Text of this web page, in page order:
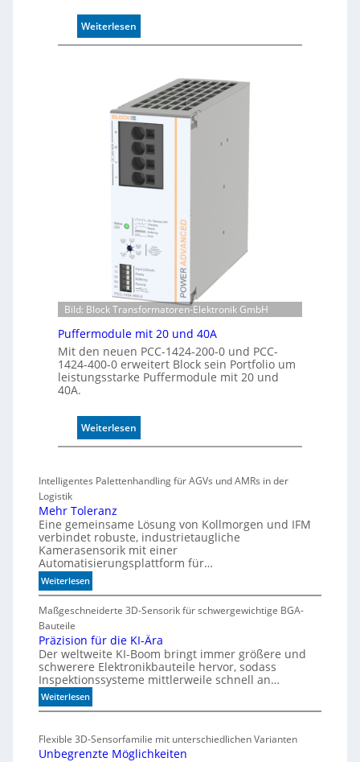
m
a
n
e
r
k
e
n
n
n
g
Weiterlesen:
A
m
a
t
e
K
o
n
t
r
o
l
l
e
Bild: Block Transformatoren-Elektronik GmbH
Puffermodule mit 20 und 40A
Mit den neuen PCC-1424-200-0 und PCC-
1424-400-0 erweitert Block sein Portfolio um
leistungsstarke Puffermodule mit 20 und
40A.
Weiterlesen:
P
f
r
m
o
d
l
e
i
t
2
0
d
4
Intelligentes Palettenhandling für AGVs und AMRs in der
Logistik
Mehr Toleranz
Eine gemeinsame Lösung von Kollmorgen und IFM
verbindet robuste, industrietaugliche
Kamerasensorik mit einer
Automatisierungsplattform für…
Weiterlesen:
M
e
r
T
o
l
e
r
n
z
Maßgeschneiderte 3D-Sensorik für schwergewichtige BGA-
Bauteile
Präzision für die KI-Ära
Der weltweite KI-Boom bringt immer größere und
schwerere Elektronikbauteile hervor, sodass
Inspektionssysteme mittlerweile schnell an…
Weiterlesen:
P
ä
z
Flexible 3D-Sensorfamilie mit unterschiedlichen Varianten
Unbegrenzte Möglichkeiten